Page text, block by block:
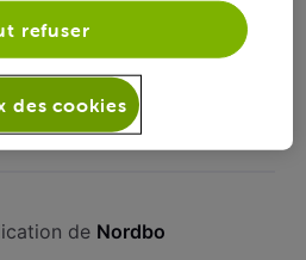
également
dois-je procéder ? Merci !
de Nordbo
refuser
des cookies